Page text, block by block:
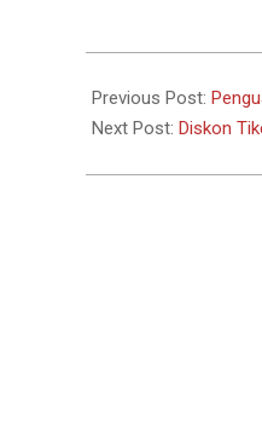
12-
11
Previous Post:
Next Post: Diskon